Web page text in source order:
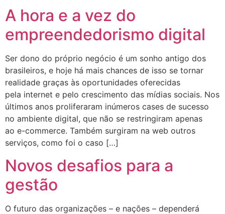
A hora e a vez do
empreendedorismo digital
Ser dono do próprio negócio é um sonho antigo dos
brasileiros, e hoje há mais chances de isso se tornar
realidade graças às oportunidades oferecidas
pela internet e pelo crescimento das mídias sociais. Nos
últimos anos proliferaram inúmeros cases de sucesso
no ambiente digital, que não se restringiram apenas
ao e-commerce. Também surgiram na web outros
serviços, como foi o caso […]
Novos desafios para a
gestão
O futuro das organizações – e nações – dependerá